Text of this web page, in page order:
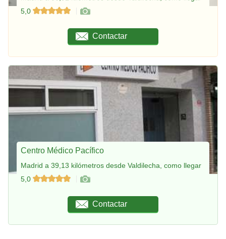
5,0
Contactar
Centro Médico Pacífico
Madrid a 39,13 kilómetros desde Valdilecha, como llegar
5,0
Contactar